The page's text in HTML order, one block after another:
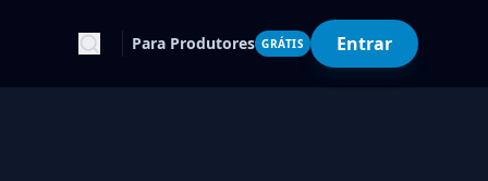
Para Produtores GRÁTIS Entrar